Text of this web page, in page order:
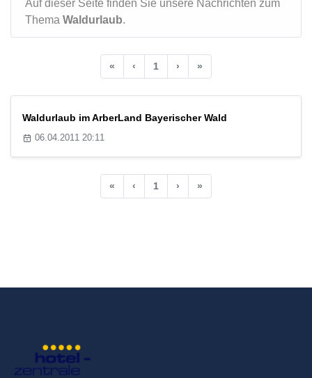
Auf dieser Seite finden Sie unsere Nachrichten zum
Thema Waldurlaub.
« ‹ 1 › »
Waldurlaub im ArberLand Bayerischer Wald
06.04.2011 20:11
« ‹ 1 › »